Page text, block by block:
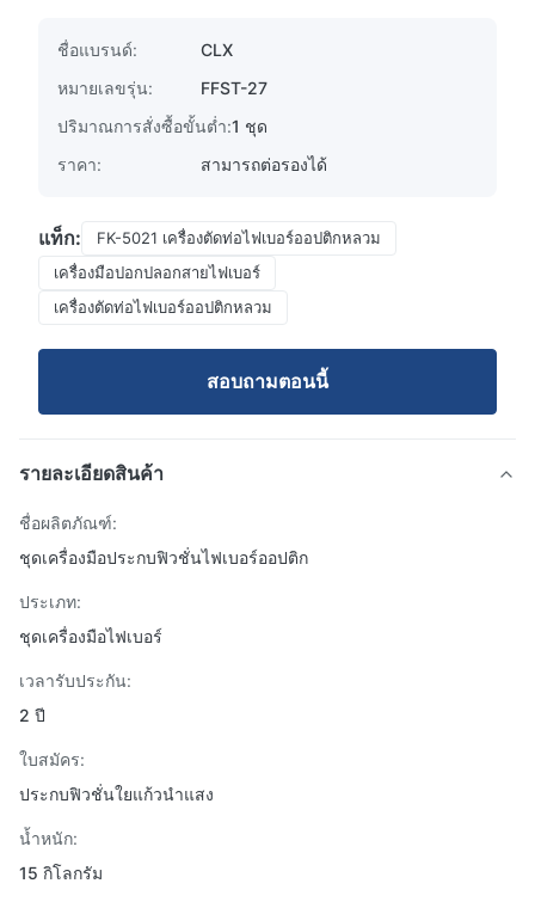
ชื่อแบรนด์:
CLX
หมายเลขรุ่น:
FFST-27
ปริมาณการสั่งซื้อขั้นต่ำ:1 ชุด
ราคา:
สามารถต่อรองได้
แท็ก:
FK-5021 เครื่องตัดท่อไฟเบอร์ออปติกหลวม
เครื่องมือปอกปลอกสายไฟเบอร์
เครื่องตัดท่อไฟเบอร์ออปติกหลวม
สอบถามตอนนี้
รายละเอียดสินค้า
ชื่อผลิตภัณฑ์:
ชุดเครื่องมือประกบฟิวชั่นไฟเบอร์ออปติก
ประเภท:
ชุดเครื่องมือไฟเบอร์
เวลารับประกัน:
2 ปี
ใบสมัคร:
ประกบฟิวชั่นใยแก้วนำแสง
น้ำหนัก:
15 กิโลกรัม